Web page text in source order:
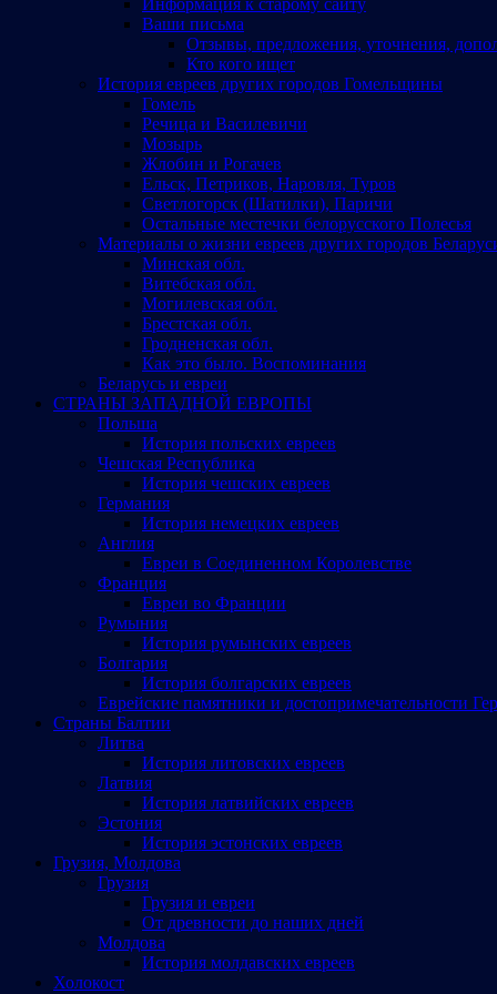
Ваши письма
Отзывы, предложения, уточнения,
Кто кого ищет
История евреев других городов Гомельщины
Гомель
Речица и Василевичи
Мозырь
Жлобин и Рогачев
Ельск, Петриков, Наровля, Туров
Светлогорск (Шатилки), Паричи
Остальные местечки белорусского Полесья
Материалы о жизни евреев других городов
Минская обл.
Витебская обл.
Могилевская обл.
Брестская обл.
Гродненская обл.
Как это было. Воспоминания
Беларусь и евреи
СТРАНЫ ЗАПАДНОЙ ЕВРОПЫ
Польша
История польских евреев
Чешская Республика
История чешских евреев
Германия
История немецких евреев
Англия
Евреи в Соединенном Королевстве
Франция
Евреи во Франции
Румыния
История румынских евреев
Болгария
История болгарских евреев
Еврейские памятники и достопримечательности
Страны Балтии
Литва
История литовских евреев
Латвия
История латвийских евреев
Эстония
История эстонских евреев
Грузия, Молдова
Грузия
Грузия и евреи
От древности до наших дней
Молдова
История молдавских евреев
Холокост